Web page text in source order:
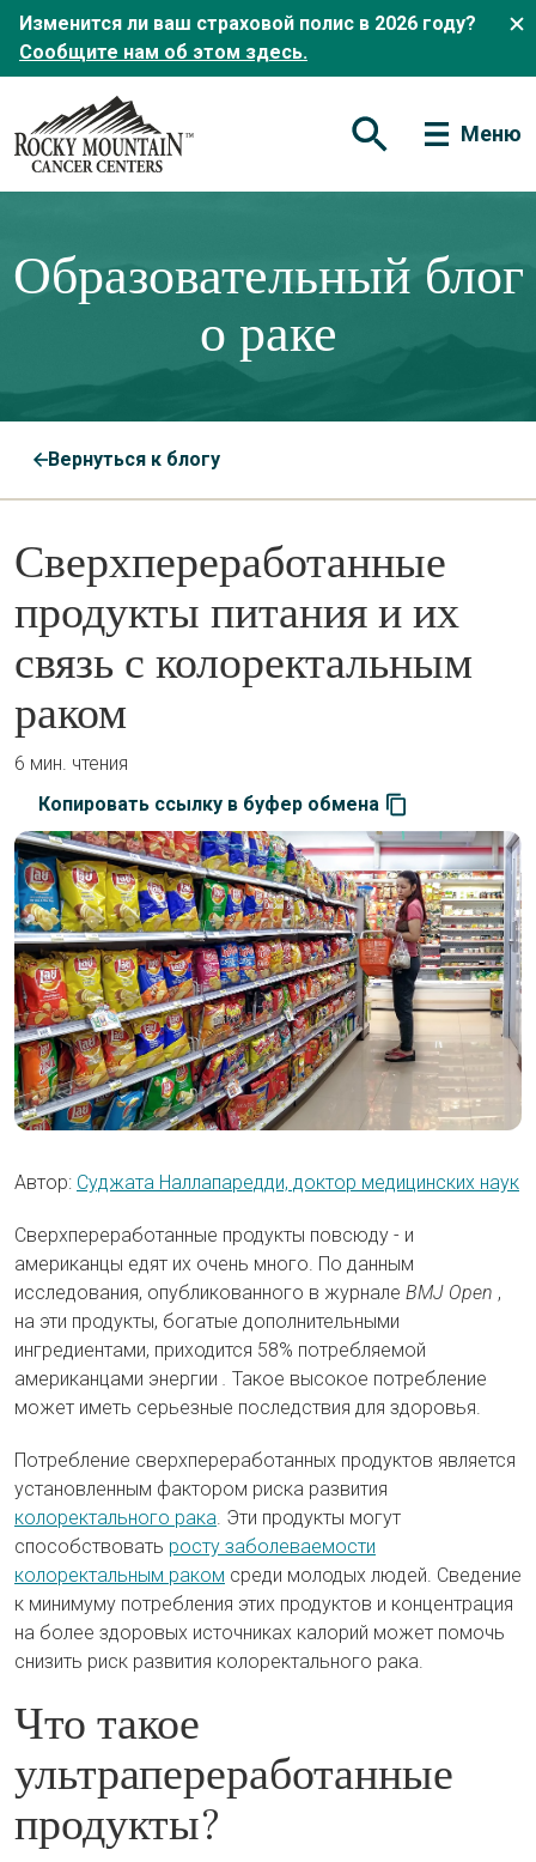
Изменится ли ваш страховой полис в 2026 году?
Сообщите нам об этом здесь.
Открытая форма
Меню
Образовательный блог
о раке
Вернуться к блогу
Сверхпереработанные
продукты питания и их
связь с колоректальным
раком
6 мин. чтения
Копировать ссылку в буфер обмена
Автор: Суджата Наллапаредди, доктор медицинских наук
Сверхпереработанные продукты повсюду - и
американцы едят их очень много. По данным
исследования, опубликованного в журнале BMJ Open ,
на эти продукты, богатые дополнительными
ингредиентами, приходится 58% потребляемой
американцами энергии . Такое высокое потребление
может иметь серьезные последствия для здоровья.
Потребление сверхпереработанных продуктов является
установленным фактором риска развития
колоректального рака. Эти продукты могут
способствовать росту заболеваемости
колоректальным раком среди молодых людей. Сведение
к минимуму потребления этих продуктов и концентрация
на более здоровых источниках калорий может помочь
снизить риск развития колоректального рака.
Что такое
ультрапереработанные
продукты?